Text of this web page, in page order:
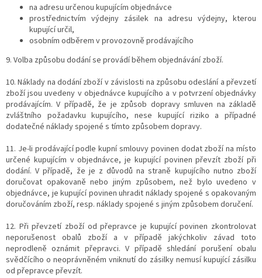
na adresu určenou kupujícím objednávce
prostřednictvím výdejny zásilek na adresu výdejny, kterou
kupující určil,
osobním odběrem v provozovně prodávajícího
9. Volba způsobu dodání se provádí během objednávání zboží.
10. Náklady na dodání zboží v závislosti na způsobu odeslání a převzetí
zboží jsou uvedeny v objednávce kupujícího a v potvrzení objednávky
prodávajícím. V případě, že je způsob dopravy smluven na základě
zvláštního požadavku kupujícího, nese kupující riziko a případné
dodatečné náklady spojené s tímto způsobem dopravy.
11. Je-li prodávající podle kupní smlouvy povinen dodat zboží na místo
určené kupujícím v objednávce, je kupující povinen převzít zboží při
dodání. V případě, že je z důvodů na straně kupujícího nutno zboží
doručovat opakovaně nebo jiným způsobem, než bylo uvedeno v
objednávce, je kupující povinen uhradit náklady spojené s opakovaným
doručováním zboží, resp. náklady spojené s jiným způsobem doručení.
12. Při převzetí zboží od přepravce je kupující povinen zkontrolovat
neporušenost obalů zboží a v případě jakýchkoliv závad toto
neprodleně oznámit přepravci. V případě shledání porušení obalu
svědčícího o neoprávněném vniknutí do zásilky nemusí kupující zásilku
od přepravce převzít.